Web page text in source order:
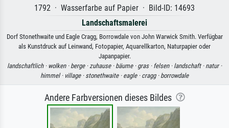
1792 · Wasserfarbe auf Papier · Bild-ID: 14693
Landschaftsmalerei
Dorf Stonethwaite und Eagle Cragg, Borrowdale von John Warwick Smith. Verfügbar
als Kunstdruck auf Leinwand, Fotopapier, Aquarellkarton, Naturpapier oder
Japanpapier.
landschaftlich · wolken · berge ·zuhause · bäume · gras · felsen · landschaft · natur ·
himmel · village · stonethwaite · eagle · cragg · borrowdale
Andere Farbversionen dieses Bildes